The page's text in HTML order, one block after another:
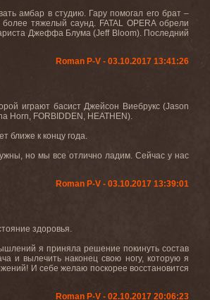
амбар в студию. Гару помогал его брат–
тяжелый саунд. FATAL OPERA обрели
Джеффа Блума (Jeff Bloom). Последний
Roman P-V - 03.10.2017 13:41:26
играют басист Джейсон Виебрукс(Jason
Horn, FORBIDDEN, HEATHEN).
ближе к концу года.
но мы все отлично ладим. Сейчас у нас
Roman P-V - 03.10.2017 13:39:01
здоровья.
я приняла решение покинуть состав
и вылечить наконец свою ногу, которую я
И себе желаю поскорее восстановится
Roman P-V - 02.10.2017 20:06:23